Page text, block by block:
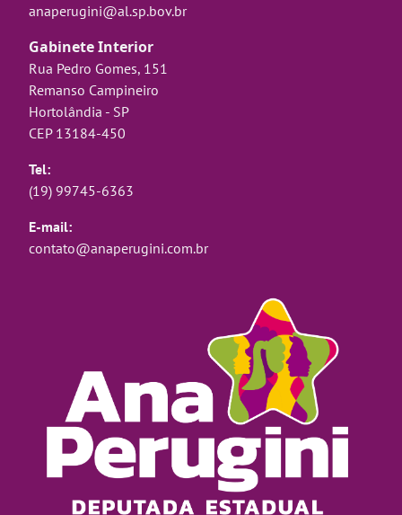
anaperugini@al.sp.bov.br
Gabinete Interior
Rua Pedro Gomes, 151
Remanso Campineiro
Hortolândia - SP
CEP 13184-450
Tel:
(19) 99745-6363
E-mail:
contato@anaperugini.com.br